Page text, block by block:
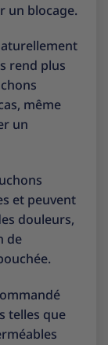
un blocage.
rend plus
même
un
et peuvent
douleurs,
de
telles que